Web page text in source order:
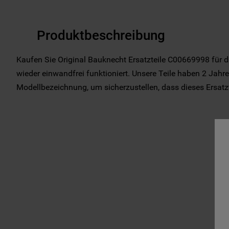
Produktbeschreibung
Kaufen Sie Original Bauknecht Ersatzteile C00669998 für
wieder einwandfrei funktioniert. Unsere Teile haben 2
Modellbezeichnung, um sicherzustellen, dass dieses